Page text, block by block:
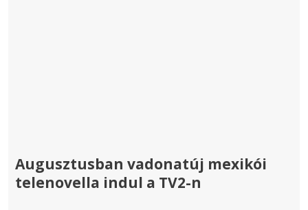
Augusztusban vadonatúj mexikói
telenovella indul a TV2-n